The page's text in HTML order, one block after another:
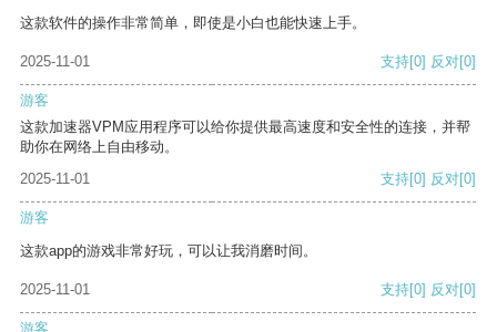
这款软件的操作非常简单，即使是小白也能快速上手。
2025-11-01 支持[0] 反对[0]
游客
这款加速器VPM应用程序可以给你提供最高速度和安全性的连接，并帮
助你在网络上自由移动。
2025-11-01
支持[0] 反对[0]
游客
这款app的游戏非常好玩，可以让我消磨时间。
2025-11-01 支持[0] 反对[0]
游客